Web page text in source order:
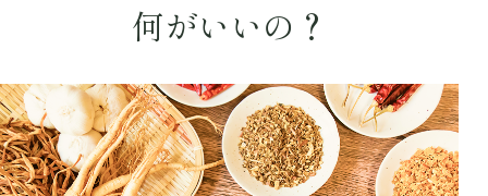
緑茶
紅茶
容量を選択
何がいいの？